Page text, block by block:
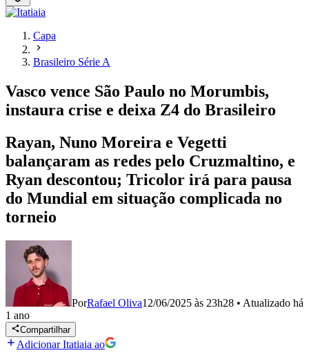
Capa
Brasileiro Série A
Vasco vence São Paulo no Morumbis,
instaura crise e deixa Z4 do Brasileiro
Rayan, Nuno Moreira e Vegetti
balançaram as redes pelo Cruzmaltino, e
Ryan descontou; Tricolor irá para pausa
do Mundial em situação complicada no
torneio
PorRafael Oliva12/06/2025 às 23h28 • Atualizado há
1 ano
Compartilhar
Adicionar Itatiaia ao